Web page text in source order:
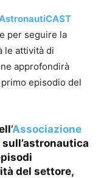
per seguire la
le attività di
approfondirà
episodio del
Associazione
del settore,